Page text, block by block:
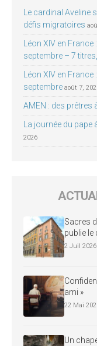
Le cardinal
défis migratoires
Léon XIV en
septembre – 7
Léon XIV en
septembre août 7,
AMEN : des prêtres
La journée du pape
2026
Sacres
publie le
2 Juil 2026
ami »
22 Mai
Un